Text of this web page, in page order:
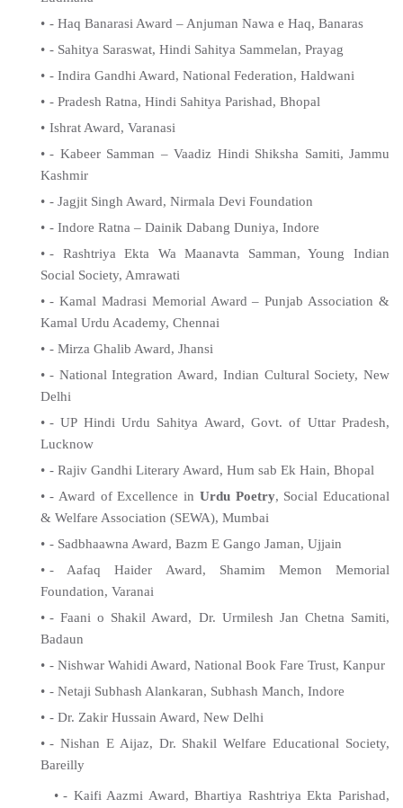
- Haq Banarasi Award – Anjuman Nawa e Haq, Banaras
- Sahitya Saraswat, Hindi Sahitya Sammelan, Prayag
- Indira Gandhi Award, National Federation, Haldwani
- Pradesh Ratna, Hindi Sahitya Parishad, Bhopal
Ishrat Award, Varanasi
- Kabeer Samman – Vaadiz Hindi Shiksha Samiti, Jammu
Kashmir
- Jagjit Singh Award, Nirmala Devi Foundation
- Indore Ratna – Dainik Dabang Duniya, Indore
- Rashtriya Ekta Wa Maanavta Samman, Young Indian
Social Society, Amrawati
- Kamal Madrasi Memorial Award – Punjab Association &
Kamal Urdu Academy, Chennai
- Mirza Ghalib Award, Jhansi
- National Integration Award, Indian Cultural Society, New
Delhi
- UP Hindi Urdu Sahitya Award, Govt. of Uttar Pradesh,
Lucknow
- Rajiv Gandhi Literary Award, Hum sab Ek Hain, Bhopal
- Award of Excellence in Urdu Poetry, Social Educational
& Welfare Association (SEWA), Mumbai
- Sadbhaawna Award, Bazm E Gango Jaman, Ujjain
- Aafaq Haider Award, Shamim Memon Memorial
Foundation, Varanai
- Faani o Shakil Award, Dr. Urmilesh Jan Chetna Samiti,
Badaun
- Nishwar Wahidi Award, National Book Fare Trust, Kanpur
- Netaji Subhash Alankaran, Subhash Manch, Indore
- Dr. Zakir Hussain Award, New Delhi
- Nishan E Aijaz, Dr. Shakil Welfare Educational Society,
Bareilly
- Kaifi Aazmi Award, Bhartiya Rashtriya Ekta Parishad,